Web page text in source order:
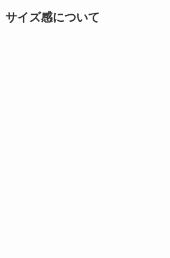
サイズ感について